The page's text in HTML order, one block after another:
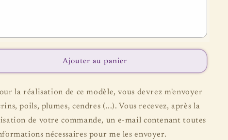
Ajouter au panier
la réalisation de ce modèle, vous devrez m'envoyer
poils, plumes, cendres (...). Vous recevez, après la
de votre commande, un e-mail contenant toutes
nécessaires pour me les envoyer.